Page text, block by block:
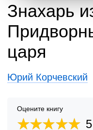
Знахарь
царя
Юрий Корчевский
Оцените книгу
5